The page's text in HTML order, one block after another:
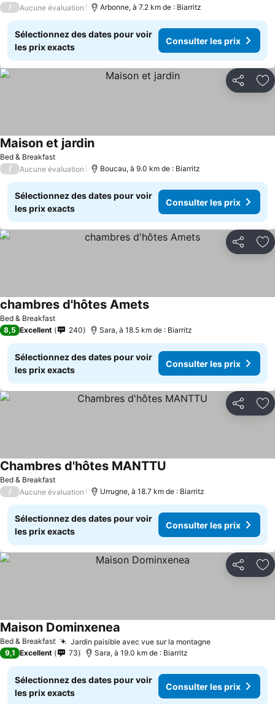
/ Aucune évaluation Arbonne, à 7.2 km de : Biarritz
Sélectionnez des dates pour voir
les prix exacts
Consulter les prix
Partager
Bed & Breakfast
Maison et jardin
/ Aucune évaluation Boucau, à 9.0 km de : Biarritz
Sélectionnez des dates pour voir
les prix exacts
Consulter les prix
Partager
Bed & Breakfast
chambres d'hôtes Amets
8,5 Excellent 240 Sara, à 18.5 km de : Biarritz
Sélectionnez des dates pour voir
les prix exacts
Consulter les prix
Partager
Bed & Breakfast
Chambres d'hôtes MANTTU
/ Aucune évaluation Urrugne, à 18.7 km de : Biarritz
Sélectionnez des dates pour voir
les prix exacts
Consulter les prix
Partager
Bed & Breakfast Jardin paisible avec vue sur la montagne
Maison Dominxenea
9,1 Excellent 73 Sara, à 19.0 km de : Biarritz
Sélectionnez des dates pour voir
les prix exacts
Consulter les prix